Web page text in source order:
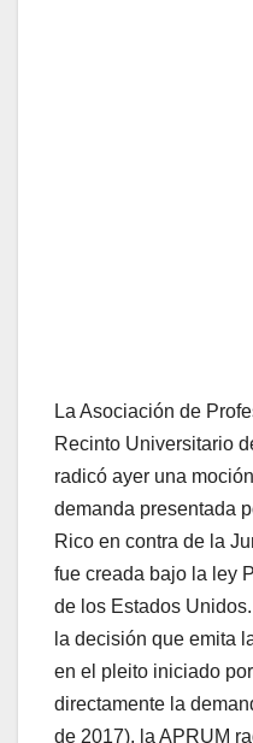
La Asociación de
Recinto Universitario
radicó ayer una
demanda presentada
Rico en contra de la
fue creada bajo la ley
de los Estados
la decisión que emita
en el pleito iniciado
directamente la
de 2017), la APRUM